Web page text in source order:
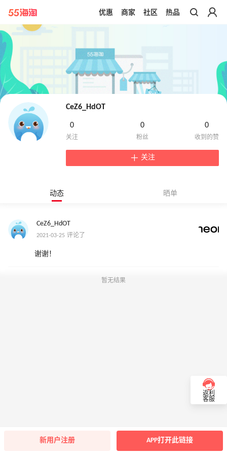
带你去官网买正品
优惠 商家 社区 热品
CeZ6_HdOT
0 0 0
关注
动态 晒单
CeZ6_HdOT
2021-03-25 评论了
谢谢！
暂无结果
返利
客服
新用户注册 APP打开此链接